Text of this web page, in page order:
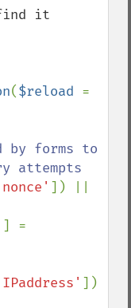
find it
($reload
by forms to
attempts
])